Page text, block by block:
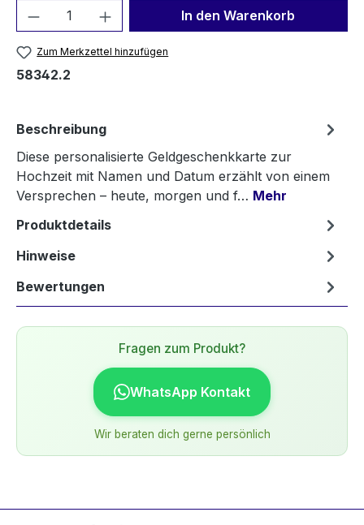
Produkt Anzahl: Gib denIn den Warenkorb
Zum Merkzettel hinzufügen
58342.2
Beschreibung
Diese personalisierte Geldgeschenkkarte zur
Hochzeit mit Namen und Datum erzählt von einem
Versprechen – heute, morgen und f… Mehr
Produktdetails
Hinweise
Bewertungen
Fragen zum Produkt?
WhatsApp Kontakt
Wir beraten dich gerne persönlich